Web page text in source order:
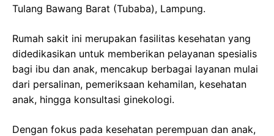
Tulang Bawang Barat (Tubaba), Lampung.
Rumah sakit ini merupakan fasilitas kesehatan yang
didedikasikan untuk memberikan pelayanan spesialis
bagi ibu dan anak, mencakup berbagai layanan mulai
dari persalinan, pemeriksaan kehamilan, kesehatan
anak, hingga konsultasi ginekologi.
Dengan fokus pada kesehatan perempuan dan anak,